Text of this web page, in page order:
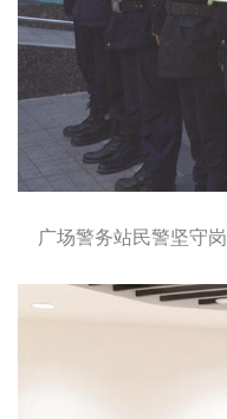
广场警务站民警坚守